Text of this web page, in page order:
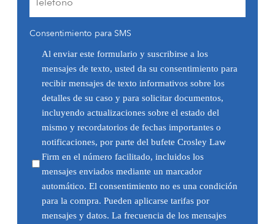
Consentimiento para SMS
Al enviar este formulario y suscribirse a los
mensajes de texto, usted da su consentimiento para
recibir mensajes de texto informativos sobre los
detalles de su caso y para solicitar documentos,
incluyendo actualizaciones sobre el estado del
mismo y recordatorios de fechas importantes o
notificaciones, por parte del bufete Crosley Law
Firm en el número facilitado, incluidos los
mensajes enviados mediante un marcador
automático. El consentimiento no es una condición
para la compra. Pueden aplicarse tarifas por
mensajes y datos. La frecuencia de los mensajes